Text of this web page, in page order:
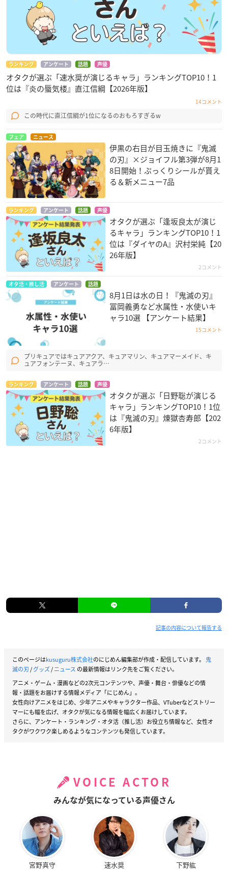
ランキング アンケート 話題 声優
オタクが選ぶ「速水奨が演じるキャラ」ランキングTOP10！1
位は『炎の蜃気楼』直江信綱【2026年版】
14コメント
この時代に直江信綱が1位になるのおもろすぎるw
フェア ニュース
伊黒の右目が目玉焼きに『鬼滅
の刃』×ジョイフル第3弾が8月1
8日開始！ぷっくりシールが貰え
る＆新メニュー7品
ランキング アンケート 話題 声優
オタクが選ぶ「逢坂良太が演じ
るキャラ」ランキングTOP10！1
位は『ダイヤのA』沢村栄純【20
26年版】
2コメント
オタ活・推し活 アンケート 話題
8月1日は水の日！『鬼滅の刃』
冨岡義勇など水属性・水使いキ
ャラ10選 【アンケート結果】
15コメント
プリキュアではキュアアクア、キュアマリン、キュアマーメイド、キ
ュアフォンテーヌ、キュアラ…
ランキング アンケート 話題 声優
オタクが選ぶ「日野聡が演じる
キャラ」ランキングTOP10！1位
は『鬼滅の刃』煉󠄁獄杏寿郎【202
6年版】
2コメント
記事の内容について報告する
このページはkusuguru株式会社のにじめん編集部が作成・配信しています。 鬼
滅の刃/グッズ/ニュース の最新情報はリンク先をご覧ください。
アニメ・ゲーム・漫画などの2次元コンテンツや、声優・舞台・俳優などの情
報・話題をお届けする情報メディア「にじめん」。
女性向けアニメをはじめ、少年アニメやキャラクター作品、VTuberなどストリー
マーにも幅を広げ、オタクが気になる情報を幅広くお届けしています。
さらに、アンケート・ランキング・オタ活（推し活）お役立ち情報など、女性オ
タクがワクワク楽しめるようなコンテンツも発信しています。
VOICE ACTOR
みんなが気になっている声優さん
宮野真守 速水奨 下野紘